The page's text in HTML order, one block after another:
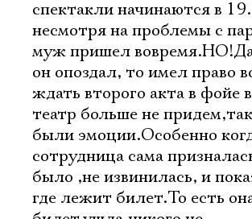
спектакли начинаются в
несмотря на проблемы с
муж пришел
он опоздал, то имел право
ждать второго акта в фойе
театр больше не
были эмоции.Особенно
сотрудница сама
было ,не извинилась, и
где лежит билет.То есть